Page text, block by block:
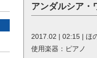
アンダルシア・
2017.02 | 02:15 | ほ
使用楽器：ピアノ